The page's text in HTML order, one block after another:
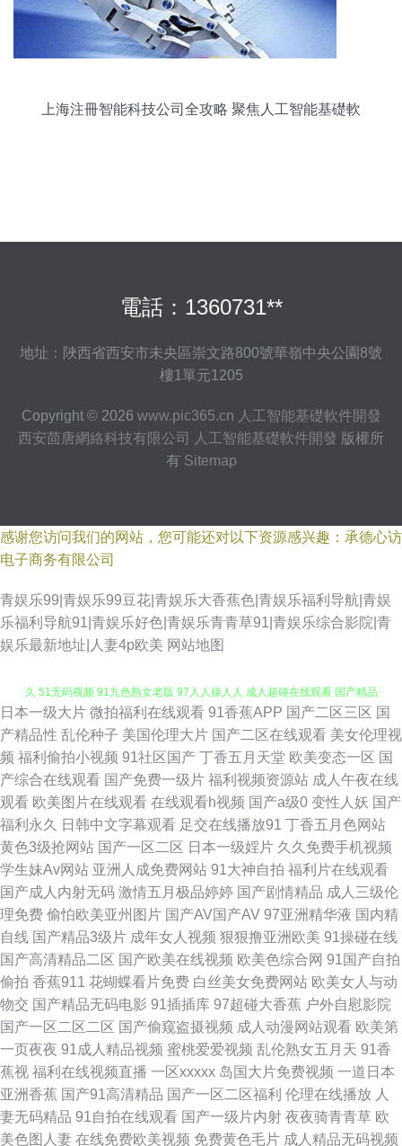
上海注冊智能科技公司全攻略 聚焦人工智能基礎軟
電話：1360731**
地址：陜西省西安市未央區崇文路800號華嶺中央公園8號
樓1單元1205
Copyright © 2026 www.pic365.cn 人工智能基礎軟件開發
西安茴唐網絡科技有限公司
人工智能基礎軟件開發 版權所
有 Sitemap
感谢您访问我们的网站，您可能还对以下资源感兴趣：承德心访
电子商务有限公司
青娱乐99|青娱乐99豆花|青娱乐大香蕉色|青娱乐福利导航|青娱
乐福利导航91|青娱乐好色|青娱乐青青草91|青娱乐综合影院|青
娱乐最新地址|人妻4p欧美 网站地图
亚洲淫网 51啪影院 欧亚色图999 午夜福利91 亚洲天堂色网站 影音先锋成人
久 51无码视频 91九色熟女老版 97人人操人人 成人超碰在线观看 国产精品
熟 九九色色 男女靠逼国产 青青草超碰 日韩AV打炮影院 香蕉久草 亚洲色图
4app 自慰视频在线观看 91大神内射 97草人人草 超碰黄色 超碰在线91站 成
人国产自拍 久草国产在线 人人操超碰 av成人射 国产黄色免费电影 老司机色
色 欧美最大黄色AA 熟女后入 色色资源先锋影音 天美福利91 午夜香蕉视频
亚州色情 亚洲成人色色 91人人操人人 91熟女豆花视频 97资超碰在线 国产
草莓 黄色网ww 激情五月花婷婷 久色资源 免费看的黄色网子 蜜桃狠狠综合
色 欧美成a 青青草五月份天 偷拍网玖玖 香蕉视频成人 在线观看污视频 91白
丝美女 99资源总站 高清视频1区2区 国产精品色窝窝 国模吧蜜桃 黄色另类情
日本一级大片 微拍福利在线观看 91香蕉APP 国产二区三区 国
产精品性 乱伦种子 美国伦理大片 国产二区在线观看 美女伦理视
频 福利偷拍小视频 91社区国产 丁香五月天堂 欧美变态一区 国
产综合在线观看 国产免费一级片 福利视频资源站 成人午夜在线
观看 欧美图片在线观看 在线观看h视频 国产a级0 变性人妖 国产
福利永久
日韩中文字幕观看 足交在线播放91 丁香五月色网站
黄色3级抢网站 国产一区二区 日本一级婬片 久久免费手机视频
学生妹Av网站 亚洲人成免费网站 91大神自拍 福利片在线观看
国产成人内射无码 激情五月极品婷婷 国产剧情精品 成人三级伦
理免费 偷怕欧美亚州图片 国产AV国产AV 97亚洲精华液 国内精
自线 国产精品3级片 成年女人视频 狠狠撸亚洲欧美 91操碰在线
国产高清精品二区 国产欧美在线视频 欧美色综合网 91国产自拍
偷拍 香蕉911 花蝴蝶看片免费 白丝美女免费网站 欧美女人与动
物交 国产精品无码电影 91插插库 97超碰大香蕉 户外自慰影院
国产一区二区二区 国产偷窥盗摄视频 成人动漫网站观看 欧美第
一页夜夜 91成人精品视频 蜜桃爱爱视频 乱伦熟女五月天 91香
蕉视 福利在线视频直播 一区xxxxx 岛国大片免费视频 一道日本
亚洲香蕉 国产91高清精品 国产一区二区福利 伦理在线播放 人
妻无码精品 91自拍在线观看 国产一级片内射 夜夜骑青青草 欧
美色图人妻 在线免费欧美视频 免费黄色毛片 成人精品无码视频